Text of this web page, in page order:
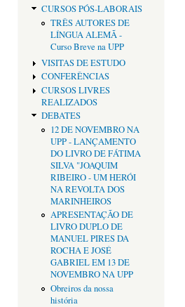
CURSOS PÓS-LABORAIS
TRÊS AUTORES DE
LÍNGUA ALEMÃ -
Curso Breve na UPP
VISITAS DE ESTUDO
CONFERÊNCIAS
CURSOS LIVRES
REALIZADOS
DEBATES
12 DE NOVEMBRO NA
UPP - LANÇAMENTO
DO LIVRO DE FÁTIMA
SILVA "JOAQUIM
RIBEIRO - UM HERÓI
NA REVOLTA DOS
MARINHEIROS
APRESENTAÇÃO DE
LIVRO DUPLO DE
MANUEL PIRES DA
ROCHA E JOSÉ
GABRIEL EM 13 DE
NOVEMBRO NA UPP
Obreiros da nossa
história